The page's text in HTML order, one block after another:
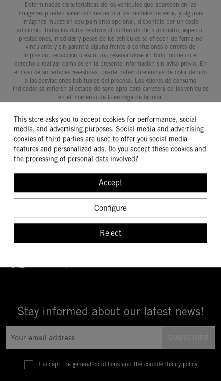
Determinadas características de los vehículos que aparecen en las
imágenes pueden variar con respecto a los modelos de serie, y algunas
imágenes muestran equipamiento opcional, disponible por un coste
adicional. Todos los datos relativos al contenido del suministro, aspecto,
prestaciones, medidas y pesos de los vehículos se ofrecen de forma no
vinculante y sin garantía alguna frente a confusiones o errores de
impresión, redacción o escritura; reservándose en todo momento el
derecho a realizar cambios en la presente información sin aviso previo. En
el caso de superficies revestidas, puede haber diferencias de color debido
a las desviaciones habituales del proceso. Los valores de consumo
indicados se refieren al estado de serie apto para carretera de los vehículos
en el momento de la entrega de fábrica.
FREE SHIPPING
For orders over €180 (Maximum weight 5 kg)
LATEST NEWS
Check out our store for the latest products
Stay informed about our latest news!
I accept the general conditions and the confidentiality policy
This store asks you to accept cookies for performance, social
media, and advertising purposes. Social media and advertising
cookies of third parties are used to offer you social media
features and personalized ads. Do you accept these cookies and
the processing of personal data involved?
Accept
Configure
Reject